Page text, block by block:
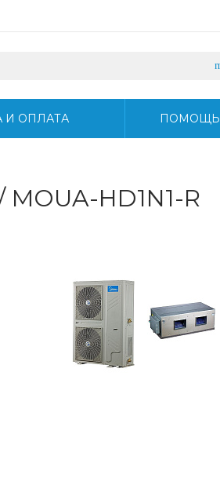
И ОПЛАТА ПОМОЩЬ
HD1N1-R